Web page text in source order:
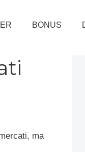
BONUS
ma